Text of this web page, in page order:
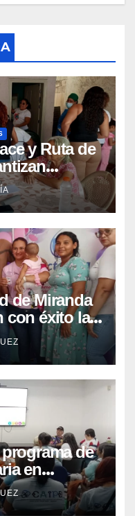
y Ruta de
en
de Miranda
con éxito la
Lactancia
de
en
con